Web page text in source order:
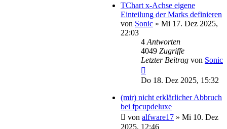
TChart x-Achse eigene
Einteilung der Marks definieren
von Sonic » Mi 17. Dez 2025,
22:03
4 Antworten
4049 Zugriffe
Letzter Beitrag von Sonic
Do 18. Dez 2025, 15:32
(mir) nicht erklärlicher Abbruch
bei fpcupdeluxe
von alfware17 » Mi 10. Dez
2025, 12:46